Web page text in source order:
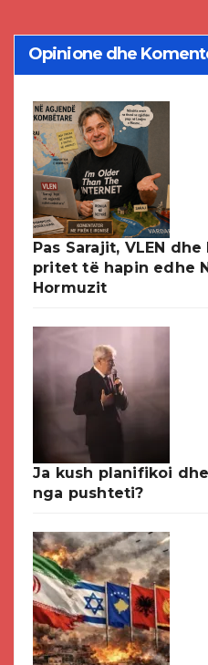
Opinione dhe
Pas Sarajit, VLEN
pritet të hapin edhe
Hormuzit
Ja kush planifikoi
nga pushteti?